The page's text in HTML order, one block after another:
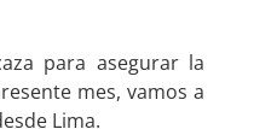
para asegurar la
mes, vamos a
Lima.